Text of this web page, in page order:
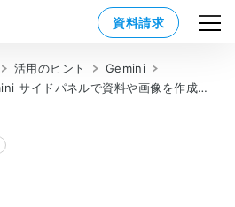
資料請求
活用のヒント
Gemini
【Google スライド】 Gemini サイドパネルで資料や画像を作成してみよう